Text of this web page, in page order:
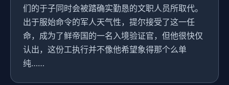
们的于子同时会被踏确实勤恳的文职人员所取代。
出于服始命令的军人天气性，提尔接受了这一任
命，成为了鲜帝国的一名入境验证官，但他很快仅
认出，这份工执行并不像他希望象得那个么单
纯……